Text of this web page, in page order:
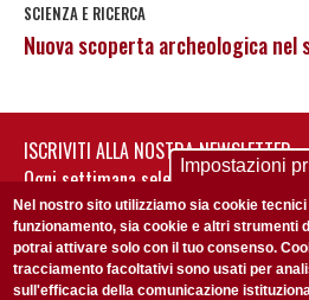
SCIENZA E RICERCA
Nuova scoperta archeologica nel
ISCRIVITI ALLA NOSTRA NEWSLETTER
Ogni settimana selezioniamo per te
non perderti gli aggiornamenti della
Impostazioni
Nel nostro sito utilizziamo sia cookie
funzionamento, sia cookie e altri strumenti
potrai attivare solo con il tuo consenso.
tracciamento facoltativi sono usati per
sull'efficacia della comunicazione